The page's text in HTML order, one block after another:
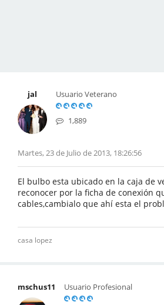
jal Usuario Veterano
1,889
Martes, 23 de Julio de 2013, 18:26:56
El bulbo esta ubicado en la caja de
reconocer por la ficha de conexión
cables,cambialo que ahí esta el
casa lopez
mschus11 Usuario Profesional